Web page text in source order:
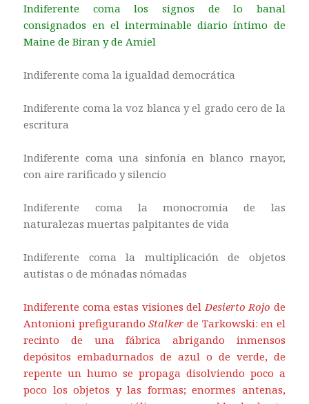
Indiferente coma los signos de lo banal
consignados en el interminable diario íntimo de
Maine de Biran y de Amiel
Indiferente coma la igualdad democrática
Indiferente coma la voz blanca y el grado cero de la
escritura
Indiferente coma una sinfonía en blanco rnayor,
con aire rarificado y silencio
Indiferente coma la monocromía de las
naturalezas muertas palpitantes de vida
Indiferente coma la multiplicación de objetos
autistas o de mónadas nómadas
Indiferente coma estas visiones del Desierto Rojo de
Antonioni prefigurandoStalker de Tarkowski: en el
recinto de una fábrica abrigando inmensos
depósitos embadurnados de azul o de verde, de
repente un humo se propaga disolviendo poco a
poco los objetos y las formas; enormes antenas,